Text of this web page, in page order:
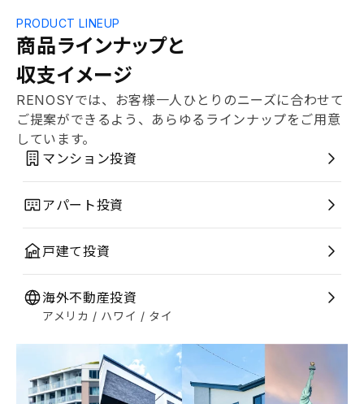
商品ラインナップと
収支イメージ
PRODUCT LINEUP
RENOSYでは、お客様一人ひとりのニーズに合わせて
ご提案ができるよう、あらゆるラインナップをご用意
しています。
マンション投資
アパート投資
戸建て投資
海外不動産投資
アメリカ / ハワイ / タイ